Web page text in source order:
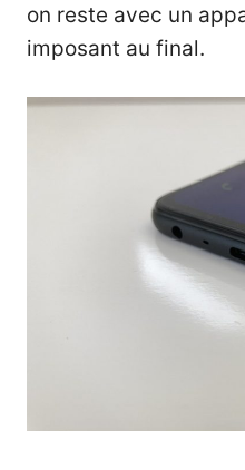
on reste avec un
imposant au final.